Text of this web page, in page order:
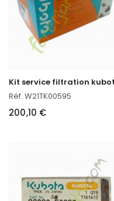
Réf. W21TK00595
200,10 €